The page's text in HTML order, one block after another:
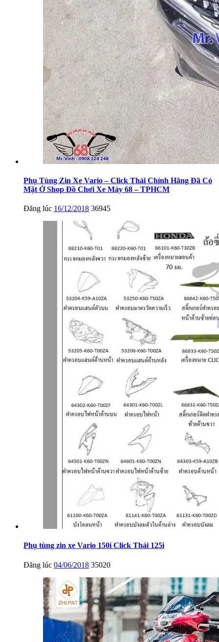
Phụ Tùng Zin Xe Vario – Click Thái Chính Hãng Đã Có
Mặt Ở Shop Đồ Chơi Xe Máy 68 – TPHCM
Đăng lúc 16/12/2018 36945
Phụ tùng zin xe Vario 150i Click Thái 125i
Đăng lúc 04/06/2018 35020